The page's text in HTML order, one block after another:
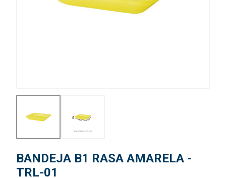
BANDEJA B1 RASA AMARELA -
TRL-01